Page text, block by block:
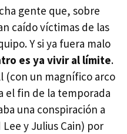
gente que, sobre
caído víctimas de las
Y si ya fuera malo
es ya vivir al límite.
(con un magnífico arco
el fin de la temporada
una conspiración a
y Julius Cain) por